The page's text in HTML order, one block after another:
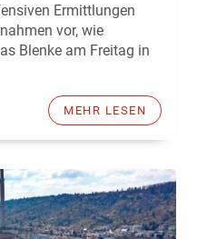
Ermittlungen
vor, wie
Blenke am Freitag in
MEHR LESEN